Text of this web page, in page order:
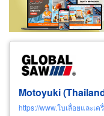
Wholesale
Exporter/Importer
Motoyuki
https://www.ใบเลื่อยและเค